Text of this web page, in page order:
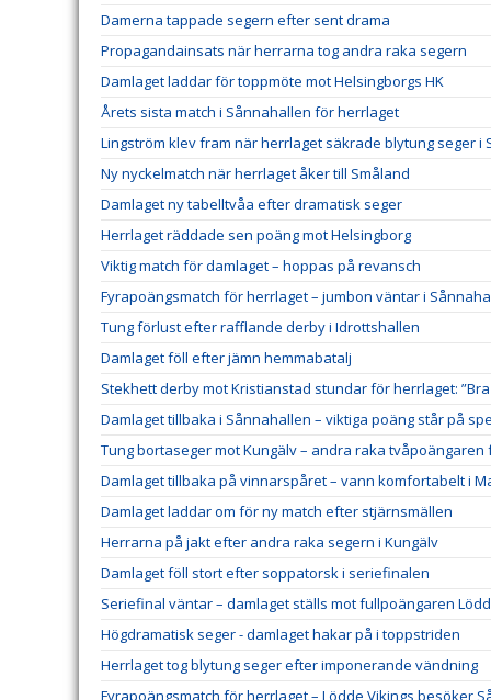
Damerna tappade segern efter sent drama
Propagandainsats när herrarna tog andra raka segern
Damlaget laddar för toppmöte mot Helsingborgs HK
Årets sista match i Sånnahallen för herrlaget
Lingström klev fram när herrlaget säkrade blytung seger i
Ny nyckelmatch när herrlaget åker till Småland
Damlaget ny tabelltvåa efter dramatisk seger
Herrlaget räddade sen poäng mot Helsingborg
Viktig match för damlaget – hoppas på revansch
Fyrapoängsmatch för herrlaget – jumbon väntar i
Tung förlust efter rafflande derby i Idrottshallen
Damlaget föll efter jämn hemmabatalj
Stekhett derby mot Kristianstad stundar för herrlaget:
Damlaget tillbaka i Sånnahallen – viktiga poäng står på
Tung bortaseger mot Kungälv – andra raka
Damlaget tillbaka på vinnarspåret – vann komfortabelt i
Damlaget laddar om för ny match efter stjärnsmällen
Herrarna på jakt efter andra raka segern i Kungälv
Damlaget föll stort efter soppatorsk i seriefinalen
Seriefinal väntar – damlaget ställs mot fullpoängaren
Högdramatisk seger - damlaget hakar på i toppstriden
Herrlaget tog blytung seger efter imponerande vändning
Fyrapoängsmatch för herrlaget – Lödde Vikings besöker